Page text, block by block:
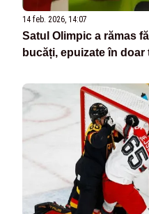
14 feb. 2026, 14:07
Satul Olimpic a rămas
bucăți, epuizate în doar